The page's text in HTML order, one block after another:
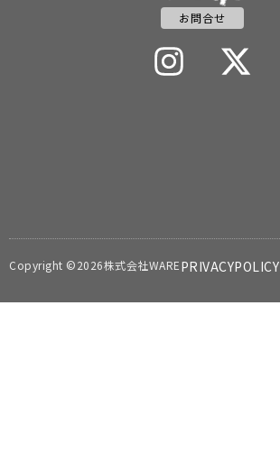
お問合せ
Copyright ©2026株式会社WAREPRIVACYPOLICY